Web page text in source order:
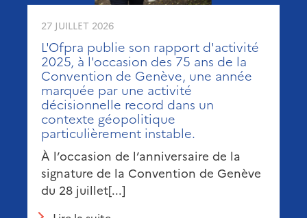
L'Ofpra publie son rapport d'activité
2025, à l'occasion des 75 ans de la
Convention de Genève, une année
marquée par une activité
décisionnelle record dans un
contexte géopolitique
particulièrement instable.
27 JUILLET 2026
À l’occasion de l’anniversaire de la
signature de la Convention de Genève
du 28 juillet[...]